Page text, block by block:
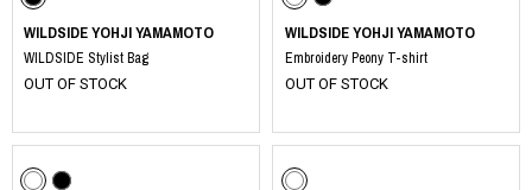
WILDSIDE YOHJI YAMAMOTO
WILDSIDE Stylist Bag
OUT OF STOCK
WILDSIDE YOHJI YAMAMOTO
Embroidery Peony T-shirt
OUT OF STOCK